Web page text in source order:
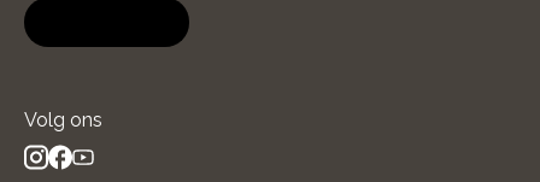
Volg ons